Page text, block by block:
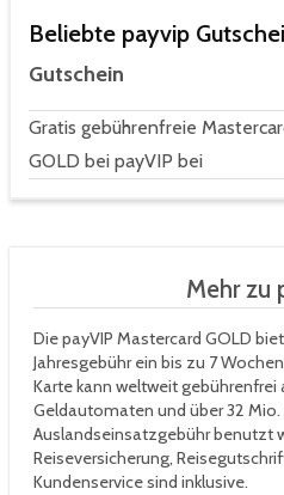
Beliebte payvip
Gutschein
Gratis gebührenfreie
GOLD bei payVIP bei
Mehr zu
Die payVIP Mastercard GOLD
Jahresgebühr ein bis zu 7
Karte kann weltweit gebührenfrei
Geldautomaten und über 32
Auslandseinsatzgebühr benutzt
Reiseversicherung,
Kundenservice sind inklusive.